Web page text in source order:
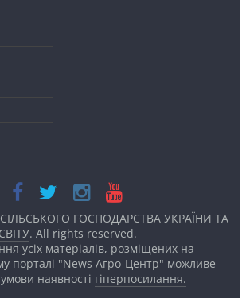
ГОСПОДАРСТВА УКРАЇНИ ТА
СВІТУ. All rights reserved.
усіх матеріалів, розміщених на
порталі "News Агро-Центр" можливе
наявності гіперпосилання.